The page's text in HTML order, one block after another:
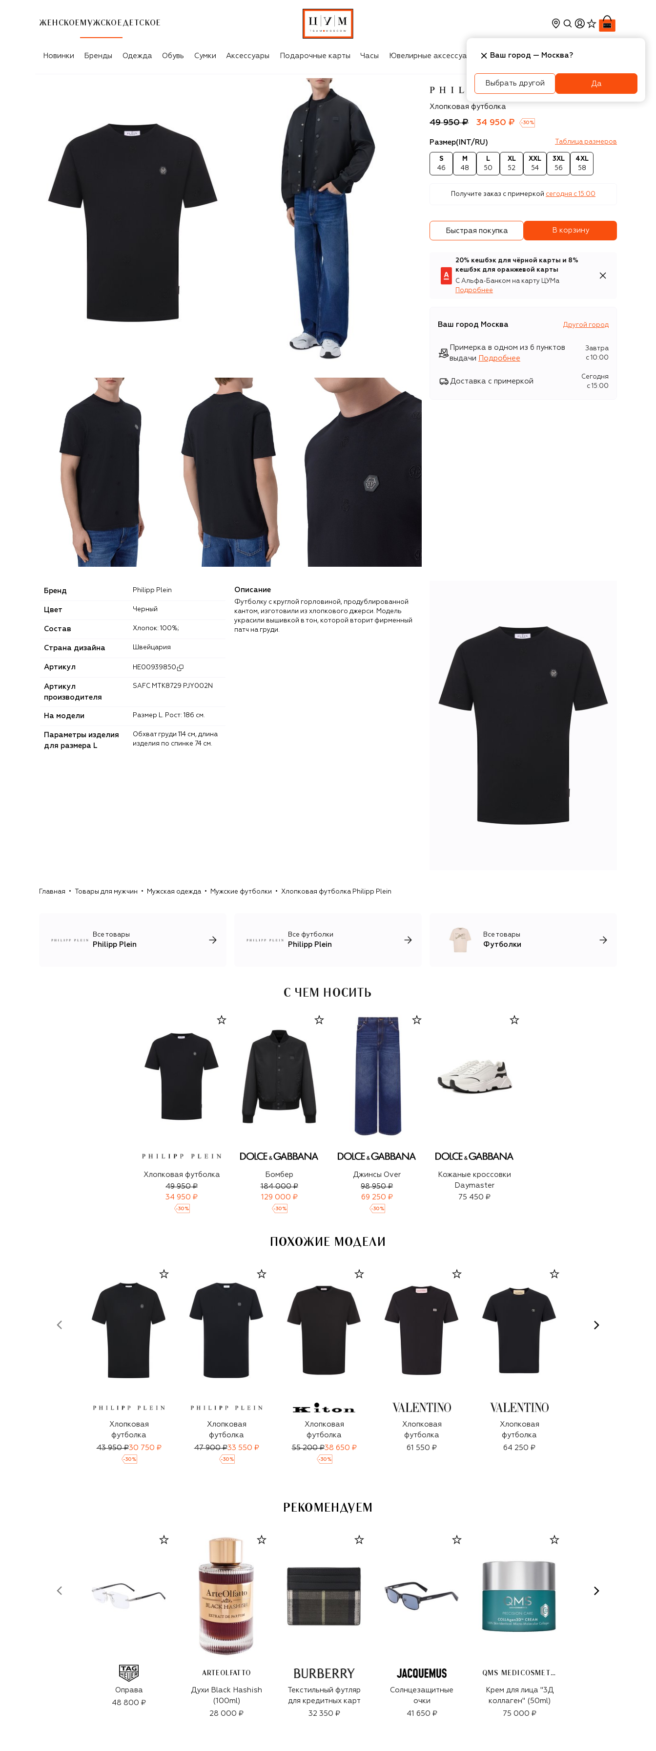
ЖЕНСКОЕ МУЖСКОЕ ДЕТСКОЕ
Новинки Бренды Одежда Обувь Сумки Аксессуары Подарочные карты Часы Ювелирные аксессуары Косметика Интерьер
Philipp Plein
Хлопковая футболка
49 950 ₽ 34 950 ₽ -30 %
Размер(INT/RU) Таблица размеров
S
46
M
48
L
50
XL
52
XXL
54
3XL
56
4XL
58
Получите заказ с примеркой сегодня c 15:00
Быстрая покупка В корзину
20% кешбэк для чёрной карты и 8%
кешбэк для оранжевой карты
С Альфа-Банком на карту ЦУМа
Подробнее
Ваш город Москва Другой город
Примерка в одном из 6 пунктов
выдачи
Подробнее
Завтра
c 10:00
Доставка с примеркой
Сегодня
c 15:00
Бренд Philipp Plein
Цвет Черный
Состав Хлопок: 100%;
Страна дизайна Швейцария
Артикул HE00939850
Артикул
производителя
SAFC MTK8729 PJY002N
На модели Размер L. Рост: 186 см.
Параметры изделия
для размера L
Обхват груди 114 см, длина
изделия по спинке 74 см.
Описание
Футболку с круглой горловиной, продублированной
кантом, изготовили из хлопкового джерси. Модель
украсили вышивкой в тон, которой вторит фирменный
патч на груди.
Главная Товары для мужчин Мужская одежда Мужские футболки Хлопковая футболка Philipp Plein
Все товары
Philipp Plein
Все футболки
Philipp Plein
Все товары
Футболки
С ЧЕМ НОСИТЬ
Хлопковая футболка
49 950 ₽
34 950 ₽
-30 %
Бомбер
184 000 ₽
129 000 ₽
-30 %
Джинсы Over
98 950 ₽
69 250 ₽
-30 %
Кожаные кроссовки
Daymaster
75 450 ₽
ПОХОЖИЕ МОДЕЛИ
Хлопковая
футболка
43 950 ₽30 750 ₽
-30 %
Хлопковая
футболка
47 900 ₽33 550 ₽
-30 %
Хлопковая
футболка
55 200 ₽38 650 ₽
-30 %
Хлопковая
футболка
61 550 ₽
Хлопковая
футболка
64 250 ₽
РЕКОМЕНДУЕМ
Оправа
48 800 ₽
ARTEOLFATTO
Духи Black Hashish
(100ml)
28 000 ₽
Текстильный футляр
для кредитных карт
32 350 ₽
Солнцезащитные
очки
41 650 ₽
QMS MEDICOSMETICS
Крем для лица "3Д
коллаген" (50ml)
75 000 ₽
Ваш город — Москва?
Выбрать другой Да